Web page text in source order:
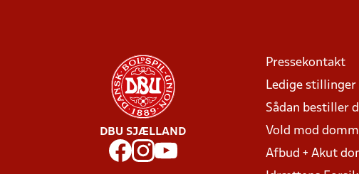
DBU SJÆLLAND
Pressekontakt
Ledige stillinger
Sådan bestiller
Vold mod
Afbud + Akut